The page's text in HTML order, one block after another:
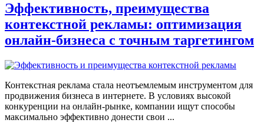
Эффективность, преимущества
контекстной рекламы: оптимизация
онлайн-бизнеса с точным таргетингом
Контекстная реклама стала неотъемлемым инструментом для
продвижения бизнеса в интернете. В условиях высокой
конкуренции на онлайн-рынке, компании ищут способы
максимально эффективно донести свои ...